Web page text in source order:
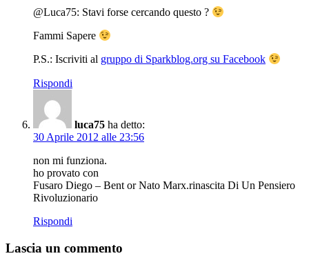
@Luca75: Stavi forse cercando questo ?
Fammi Sapere
P.S.: Iscriviti al gruppo di Sparkblog.org su Facebook
Rispondi
luca75 ha detto:
30 Aprile 2012 alle 23:56
non mi funziona.
ho provato con
Fusaro Diego – Bent or Nato Marx.rinascita Di Un Pensiero
Rivoluzionario
Rispondi
Lascia un commento